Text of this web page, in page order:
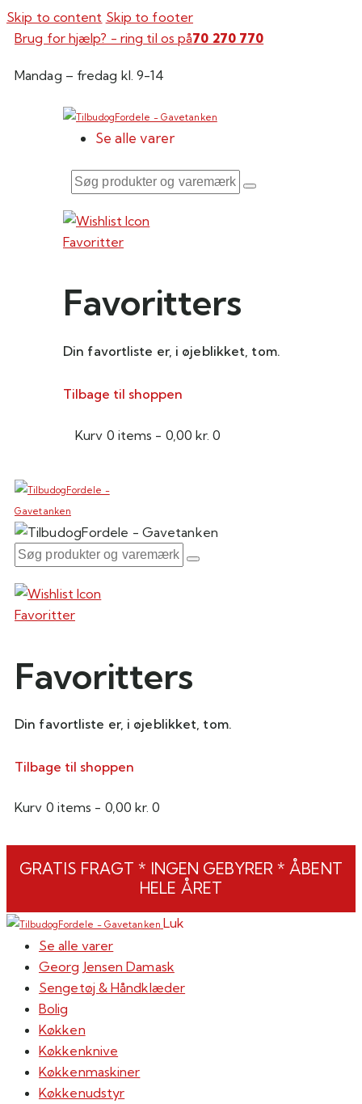
Skip to content Skip to footer
Brug for hjælp? - ring til os på70 270 770
Mandag – fredag kl. 9-14
Se alle varer
Søg
og
varemærker
Favoritter
Favoritters
Din favortliste er, i øjeblikket, tom.
Tilbage til shoppen
Kurv 0 items - 0,00 kr. 0
Favoritter
Favoritters
Din favortliste er, i øjeblikket, tom.
Tilbage til shoppen
Kurv 0 items - 0,00 kr. 0
GRATIS FRAGT * INGEN GEBYRER * ÅBENT
HELE ÅRET
Luk
Se alle varer
Georg Jensen Damask
Sengetøj & Håndklæder
Bolig
Køkken
Køkkenknive
Køkkenmaskiner
Køkkenudstyr